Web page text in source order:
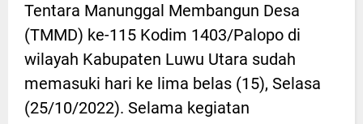
Tentara Manunggal Membangun Desa
(TMMD) ke-115 Kodim 1403/Palopo di
wilayah Kabupaten Luwu Utara sudah
memasuki hari ke lima belas (15), Selasa
(25/10/2022). Selama kegiatan